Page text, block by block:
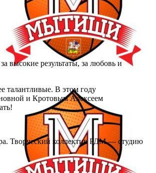
высокие результаты, за любовь и
талантливые. В этом году
и Кротовым Алексеем
Творческий коллектив РДМ — студию